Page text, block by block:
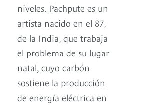
niveles. Pachpute es un
artista nacido en el 87,
de la India, que trabaja
el problema de su lugar
natal, cuyo carbón
sostiene la producción
de energía eléctrica en